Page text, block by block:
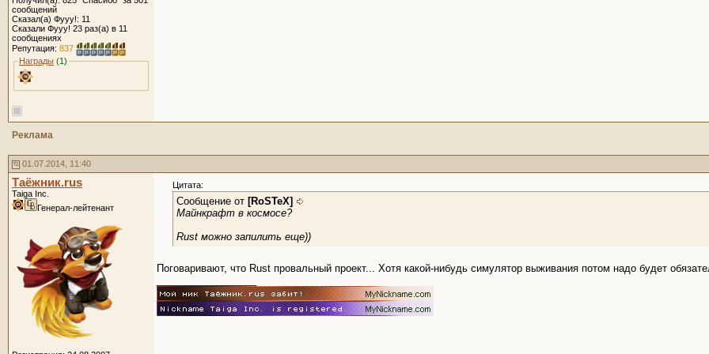
сообщений
Сказал(а) Фууу!: 11
Сказали Фууу! 23 раз(а) в 11
сообщениях
Репутация: 837
Награды (1)
Реклама
01.07.2014, 11:40
Таёжник.rus
Taiga Inc.
Генерал-лейтенант
Цитата:
Сообщение от [RoSTeX]
Майнкрафт в космосе?
Rust можно запилить еще))
Поговаривают, что Rust провальный проект... Хотя какой-нибудь симулятор выживания потом надо будет